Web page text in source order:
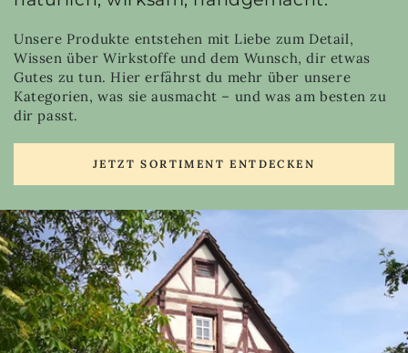
Unsere Produkte entstehen mit Liebe zum Detail,
Wissen über Wirkstoffe und dem Wunsch, dir etwas
Gutes zu tun. Hier erfährst du mehr über unsere
Kategorien, was sie ausmacht – und was am besten zu
dir passt.
JETZT SORTIMENT ENTDECKEN